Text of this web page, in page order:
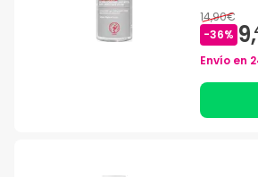
14,90€
-36% 9,
Envío en